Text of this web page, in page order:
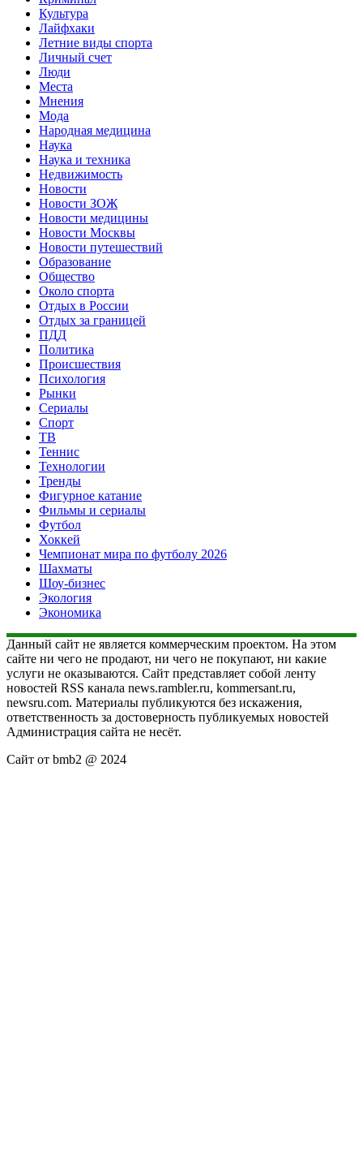
Культура
Лайфхаки
Летние виды спорта
Личный счет
Люди
Места
Мнения
Мода
Народная медицина
Наука
Наука и техника
Недвижимость
Новости
Новости ЗОЖ
Новости медицины
Новости Москвы
Новости путешествий
Образование
Общество
Около спорта
Отдых в России
Отдых за границей
ПДД
Политика
Происшествия
Психология
Рынки
Сериалы
Спорт
ТВ
Теннис
Технологии
Тренды
Фигурное катание
Фильмы и сериалы
Футбол
Хоккей
Чемпионат мира по футболу 2026
Шахматы
Шоу-бизнес
Экология
Экономика
Данный сайт не является коммерческим проектом. На этом
сайте ни чего не продают, ни чего не покупают, ни какие
услуги не оказываются. Сайт представляет собой ленту
новостей RSS канала news.rambler.ru, kommersant.ru,
newsru.com. Материалы публикуются без искажения,
ответственность за достоверность публикуемых новостей
Администрация сайта не несёт.
Сайт от bmb2 @ 2024